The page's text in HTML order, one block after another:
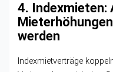
4.
werden
Indexmietverträge